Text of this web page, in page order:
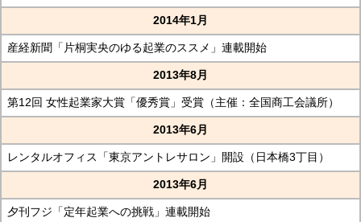
2014年1月
産経新聞「片桐実央のゆる起業のススメ」連載開始
2013年8月
第12回 女性起業家大賞「優秀賞」受賞（主催：全国商工会議所）
2013年6月
レンタルオフィス「東京アントレサロン」開設（日本橋3丁目）
2013年6月
夕刊フジ「定年起業への挑戦」連載開始